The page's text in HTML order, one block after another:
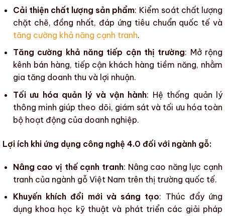
Cải thiện chất lượng sản phẩm: Kiểm soát chất lượng
chặt chẽ, đồng nhất, đáp ứng tiêu chuẩn quốc tế và
tăng cường khả năng cạnh tranh.
Tăng cường khả năng tiếp cận thị trường: Mở rộng
kênh bán hàng, tiếp cận khách hàng tiềm năng, nhằm
gia tăng doanh thu và lợi nhuận.
Tối ưu hóa quản lý và vận hành: Hệ thống quản lý
thông minh giúp theo dõi, giám sát và tối ưu hóa toàn
bộ hoạt động của doanh nghiệp.
Lợi ích khi ứng dụng công nghệ 4.0 đối với ngành gỗ:
Nâng cao vị thế cạnh tranh: Nâng cao năng lực cạnh
tranh của ngành gỗ Việt Nam trên thị trường quốc tế.
Khuyến khích đổi mới và sáng tạo: Thúc đẩy ứng
dụng khoa học kỹ thuật và phát triển các giải pháp